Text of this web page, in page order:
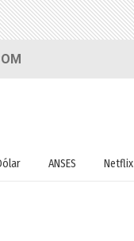
ANSES Netflix